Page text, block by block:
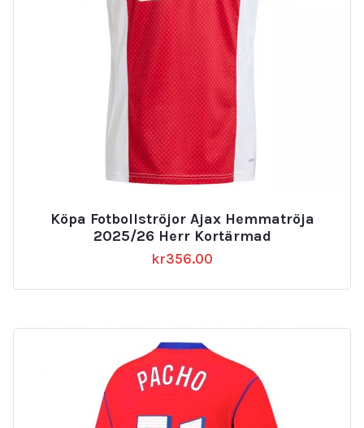
Köpa Fotbollströjor Ajax Hemmatröja
2025/26 Herr Kortärmad
kr356.00